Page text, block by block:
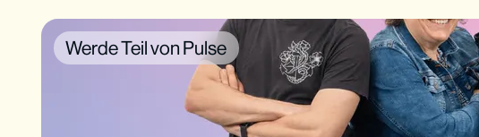
Werde Teil von Pulse